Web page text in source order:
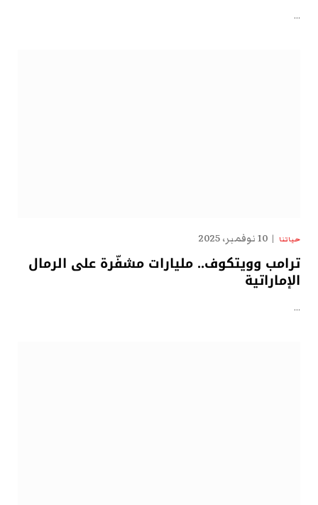
…
حياتنا 10 نوفمبر، 2025
ترامب وويتكوف.. مليارات مشفّرة على الرمال
الإماراتية
…